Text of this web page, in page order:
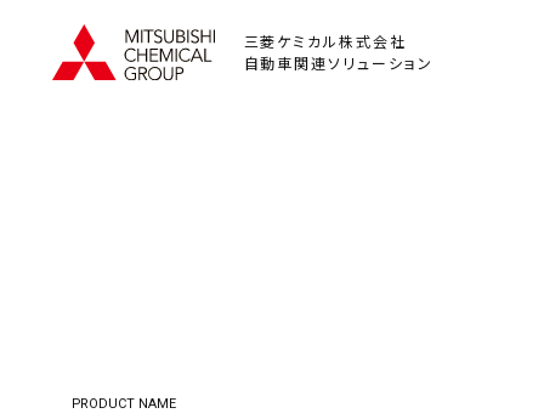
三菱ケミカル株式会社
自動車関連ソリューション
PRODUCT NAME